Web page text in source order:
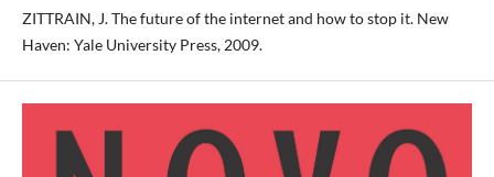
ZITTRAIN, J. The future of the internet and how to stop it. New
Haven: Yale University Press, 2009.